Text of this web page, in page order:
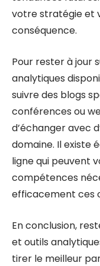
votre stratégie et
conséquence.
Pour rester à jour
analytiques
suivre des blogs
conférences ou
d’échanger avec
domaine. Il existe
ligne qui peuvent
compétences
efficacement ces
En conclusion,
et outils
tirer le meilleur